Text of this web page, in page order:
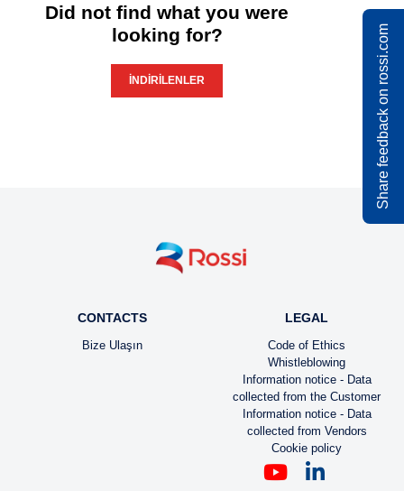
Did not find what you were
looking for?
İNDIRILENLER
CONTACTS
Bize Ulaşın
LEGAL
Code of Ethics
Whistleblowing
Information notice - Data
collected from the Customer
Information notice - Data
collected from Vendors
Cookie policy
Share feedback on rossi.com